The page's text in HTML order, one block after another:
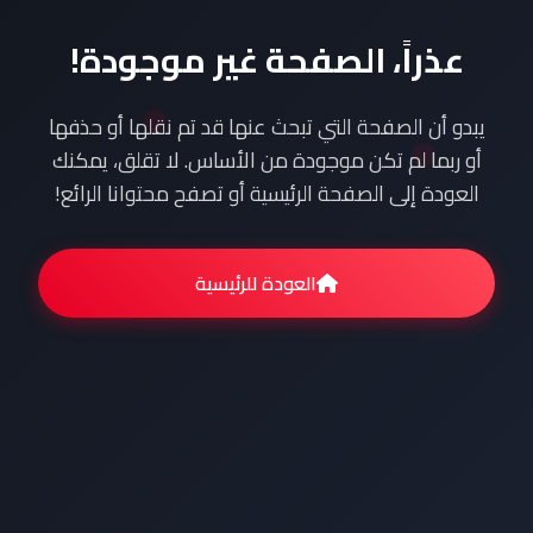
عذراً، الصفحة غير موجودة!
يبدو أن الصفحة التي تبحث عنها قد تم نقلها أو حذفها
أو ربما لم تكن موجودة من الأساس. لا تقلق، يمكنك
العودة إلى الصفحة الرئيسية أو تصفح محتوانا الرائع!
العودة للرئيسية